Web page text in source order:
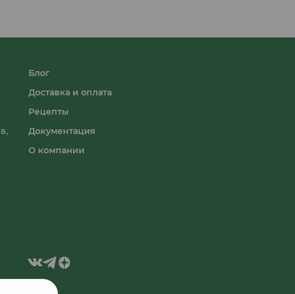
Блог
Доставка и оплата
Рецепты
Документация
О компании